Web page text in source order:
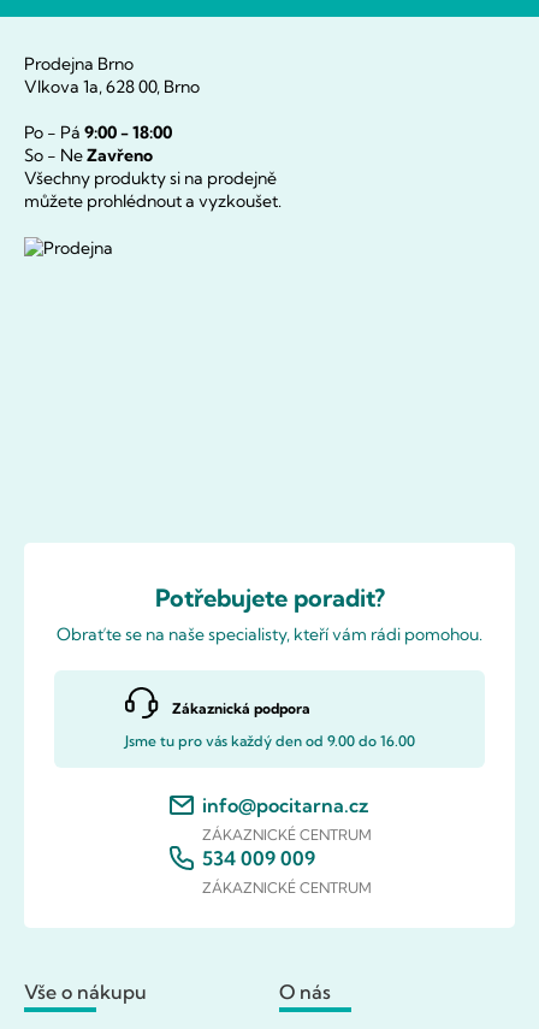
Prodejna Brno
Vlkova 1a, 628 00, Brno
Po - Pá 9:00 - 18:00
So - NeZavřeno
Všechny produkty si na prodejně
můžete prohlédnout a vyzkoušet.
Potřebujete poradit?
Obraťte se na naše specialisty, kteří vám rádi pomohou.
Zákaznická podpora
Jsme tu pro vás každý den od 9.00 do 16.00
info@pocitarna.cz
ZÁKAZNICKÉ CENTRUM
534 009 009
ZÁKAZNICKÉ CENTRUM
Vše o nákupu O nás